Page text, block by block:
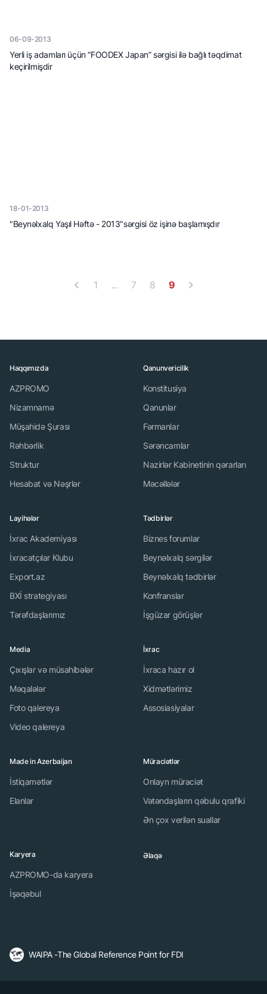
06-09-2013
Yerli iş adamları üçün “FOODEX Japan” sərgisi ilə bağlı təqdimat
keçirilmişdir
18-01-2013
"Beynəlxalq Yaşıl Həftə - 2013"sərgisi öz işinə başlamışdır
1 ... 7 8 9
Haqqımızda
AZPROMO
Nizamnamə
Müşahidə Şurası
Rəhbərlik
Struktur
Hesabat və Nəşrlər
Qanunvericilik
Konstitusiya
Qanunlar
Fərmanlar
Sərəncamlar
Nazirlər Kabinetinin qərarları
Məcəllələr
Layihələr
İxrac Akademiyası
İxracatçılar Klubu
Export.az
BXİ strategiyası
Tərəfdaşlarımız
Tədbirlər
Biznes forumlar
Beynəlxalq sərgilər
Beynəlxalq tədbirlər
Konfranslar
İşgüzar görüşlər
Media
Çıxışlar və müsahibələr
Məqalələr
Foto qalereya
Video qalereya
İxrac
İxraca hazır ol
Xidmətlərimiz
Assosiasiyalar
Made in Azerbaijan
İstiqamətlər
Elanlar
Müraciətlər
Onlayn müraciət
Vətəndaşların qəbulu qrafiki
Ən çox verilən suallar
Karyera
AZPROMO-da karyera
İşəqəbul
Əlaqə
WAIPA -The Global Reference Point for FDI